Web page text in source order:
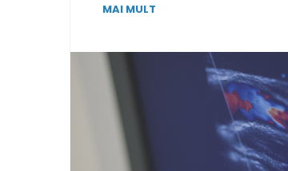
MAI MULT